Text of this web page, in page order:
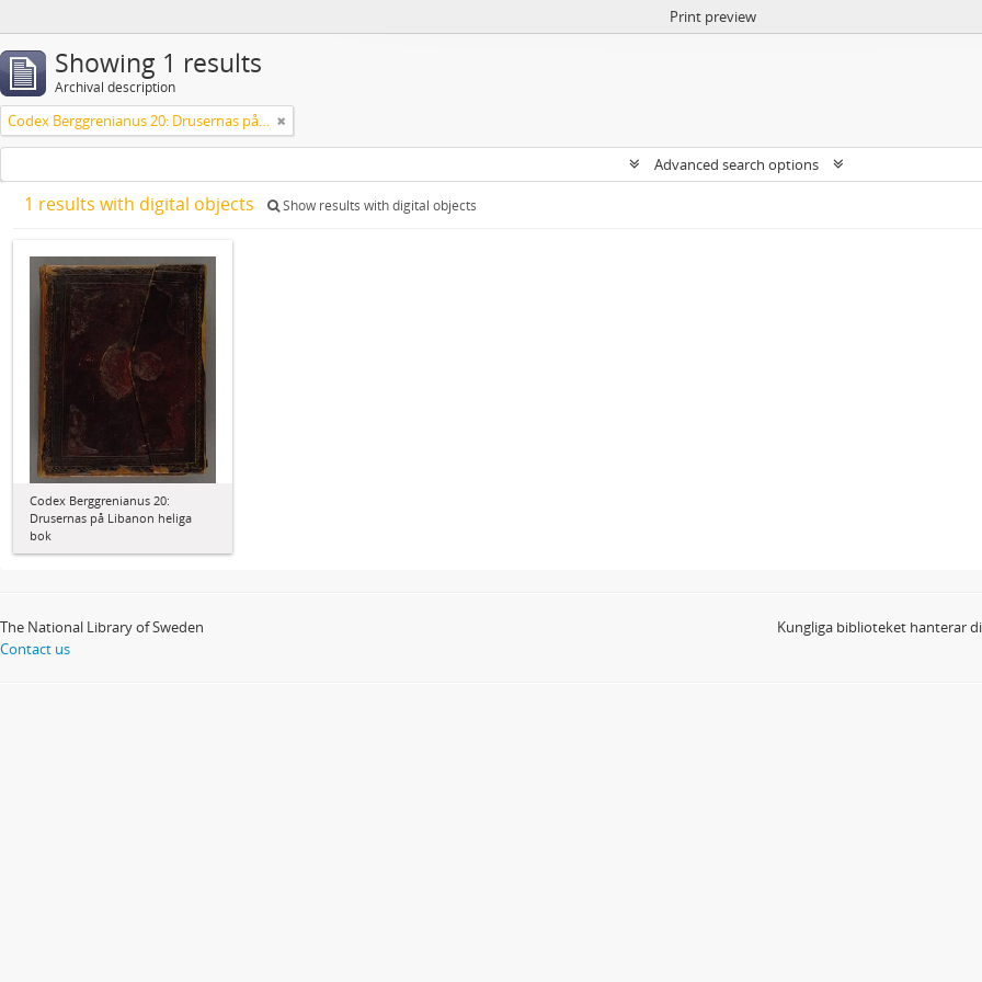
Print preview
Showing 1 results
Archival description
Codex Berggrenianus 20: Drusernas på Libanon heliga bok
Advanced search options
1 results with digital objects Show results with digital objects
Codex Berggrenianus 20:
Drusernas på Libanon heliga
bok
The National Library of Sweden
Contact us
Kungliga biblioteket hanterar